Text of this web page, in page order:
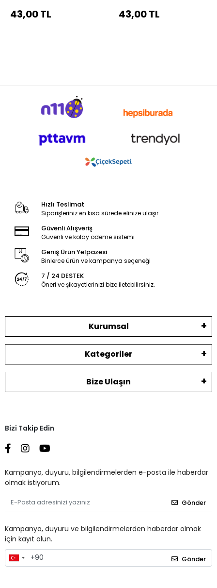
43,00 TL 43,00 TL
Hızlı Teslimat
Siparişleriniz en kısa sürede elinize ulaşır.
Güvenli Alışveriş
Güvenli ve kolay ödeme sistemi
Geniş Ürün Yelpazesi
Binlerce ürün ve kampanya seçeneği
7 / 24 DESTEK
Öneri ve şikayetlerinizi bize iletebilirsiniz.
Kurumsal
Kategoriler
Bize Ulaşın
Bizi Takip Edin
Kampanya, duyuru, bilgilendirmelerden e-posta ile haberdar
olmak istiyorum.
Gönder
Kampanya, duyuru ve bilgilendirmelerden haberdar olmak
için kayıt olun.
Gönder